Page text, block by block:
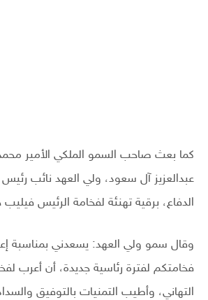
كما بعث صاحب السمو الملكي الأمير
عبدالعزيز آل سعود، ولي العهد نائب رئيس
الدفاع، برقية تهنئة لفخامة الرئيس
وقال سمو ولي العهد: يسعدني بمناسبة
فخامتكم لفترة رئاسية جديدة، أن أعرب
التهاني، وأطيب التمنيات بالتوفيق